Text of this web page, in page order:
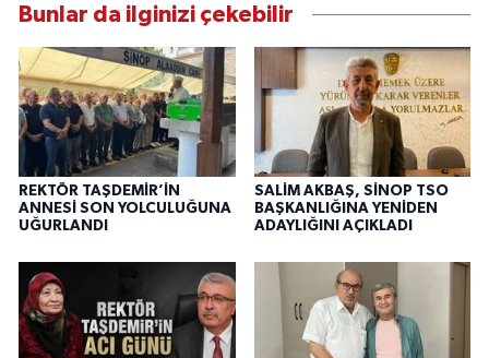
Bunlar da ilginizi çekebilir
REKTÖR TAŞDEMİR’İN
ANNESİ SON YOLCULUĞUNA
UĞURLANDI
SALİM AKBAŞ, SİNOP TSO
BAŞKANLIĞINA YENİDEN
ADAYLIĞINI AÇIKLADI